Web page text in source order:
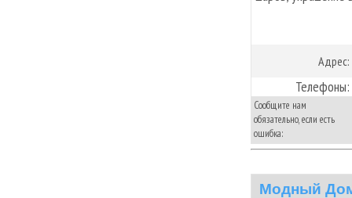
Адрес:
Телефоны:
Сообщите нам
обязательно, если есть
ошибка:
Модный